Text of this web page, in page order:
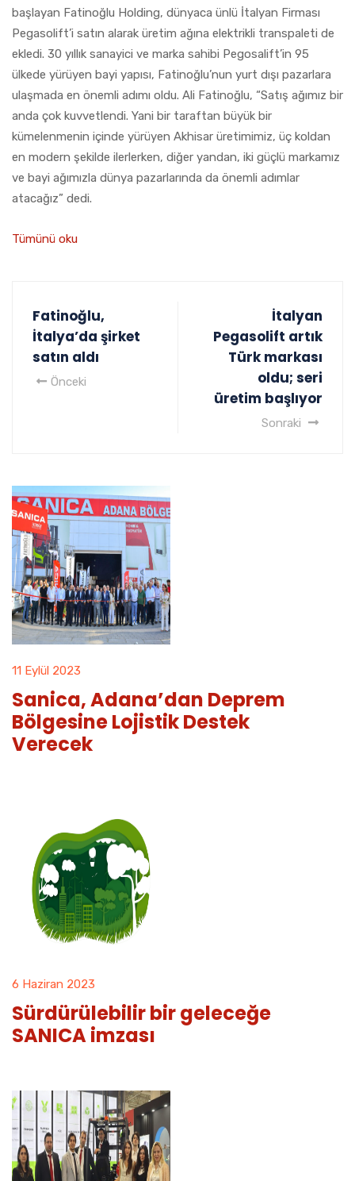
başlayan Fatinoğlu Holding, dünyaca ünlü İtalyan Firması
Pegasolift’i satın alarak üretim ağına elektrikli transpaleti de
ekledi. 30 yıllık sanayici ve marka sahibi Pegosalift’in 95
ülkede yürüyen bayi yapısı, Fatinoğlu’nun yurt dışı pazarlara
ulaşmada en önemli adımı oldu. Ali Fatinoğlu, “Satış ağımız bir
anda çok kuvvetlendi. Yani bir taraftan büyük bir
kümelenmenin içinde yürüyen Akhisar üretimimiz, üç koldan
en modern şekilde ilerlerken, diğer yandan, iki güçlü markamız
ve bayi ağımızla dünya pazarlarında da önemli adımlar
atacağız” dedi.
Tümünü oku
Fatinoğlu,
İtalya’da şirket
satın aldı
Önceki
İtalyan
Pegasolift artık
Türk markası
oldu; seri
üretim başlıyor
Sonraki
11 Eylül 2023
Sanica, Adana’dan Deprem
Bölgesine Lojistik Destek
Verecek
6 Haziran 2023
Sürdürülebilir bir geleceğe
SANICA imzası